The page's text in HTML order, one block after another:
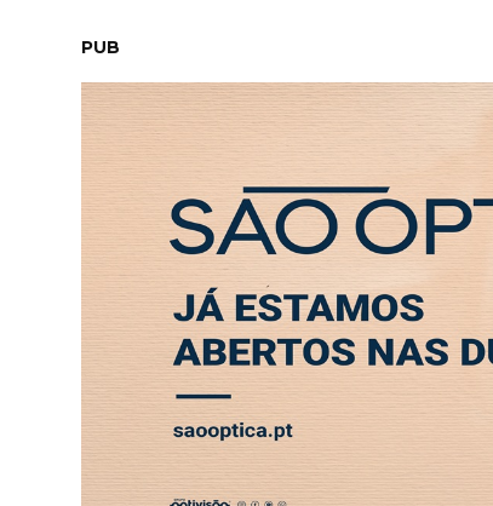
PUB
ENTREVISTA SOCIEDADE SAÚDE
Especialistas reuniram em Peniche
ECONOMIA
Especialistas
o futuro da